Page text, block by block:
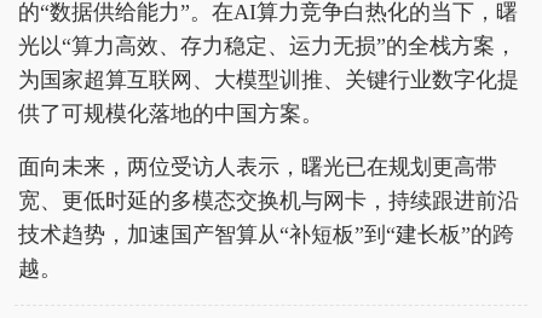
的“数据供给能力”。在AI算力竞争白热化的当下，曙
光以“算力高效、存力稳定、运力无损”的全栈方案，
为国家超算互联网、大模型训推、关键行业数字化提
供了可规模化落地的中国方案。
面向未来，两位受访人表示，曙光已在规划更高带
宽、更低时延的多模态交换机与网卡，持续跟进前沿
技术趋势，加速国产智算从“补短板”到“建长板”的跨
越。